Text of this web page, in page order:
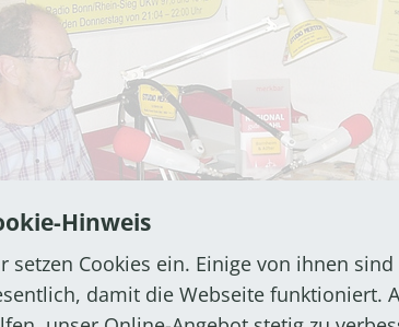
Hinweis
setzen Cookies ein. Einige von ihnen sind
damit die Webseite funktioniert.